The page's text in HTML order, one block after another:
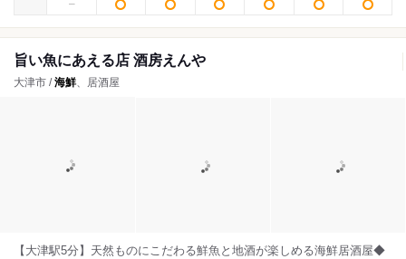
旨い魚にあえる店 酒房えんや
大津市 /海鮮、居酒屋
【大津駅5分】天然ものにこだわる鮮魚と地酒が楽しめる海鮮居酒屋◆